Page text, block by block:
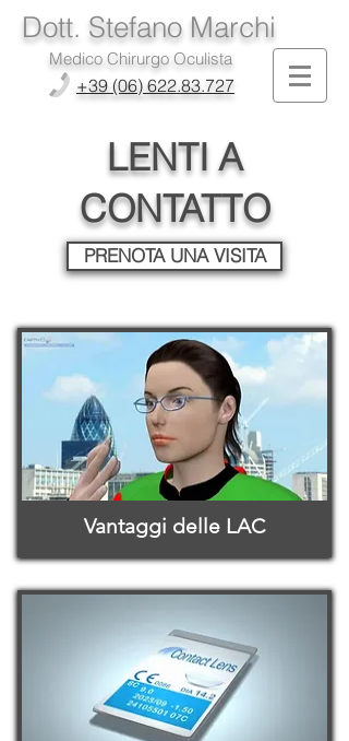
Dott. Stefano Marchi
Medico Chirurgo Oculista
+39 (06) 622.83.727
LENTI A
CONTATTO
PRENOTA UNA VISITA
Vantaggi delle LAC